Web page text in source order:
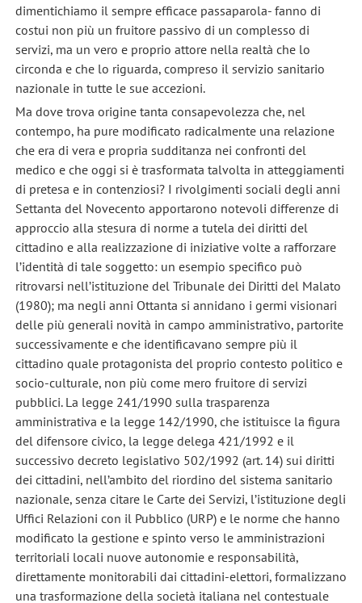
dimentichiamo il sempre efficace passaparola- fanno di
costui non più un fruitore passivo di un complesso di
servizi, ma un vero e proprio attore nella realtà che lo
circonda e che lo riguarda, compreso il servizio sanitario
nazionale in tutte le sue accezioni.
Ma dove trova origine tanta consapevolezza che, nel
contempo, ha pure modificato radicalmente una relazione
che era di vera e propria sudditanza nei confronti del
medico e che oggi si è trasformata talvolta in atteggiamenti
di pretesa e in contenziosi? I rivolgimenti sociali degli anni
Settanta del Novecento apportarono notevoli differenze di
approccio alla stesura di norme a tutela dei diritti del
cittadino e alla realizzazione di iniziative volte a rafforzare
l’identità di tale soggetto: un esempio specifico può
ritrovarsi nell’istituzione del Tribunale dei Diritti del Malato
(1980); ma negli anni Ottanta si annidano i germi visionari
delle più generali novità in campo amministrativo, partorite
successivamente e che identificavano sempre più il
cittadino quale protagonista del proprio contesto politico e
socio-culturale, non più come mero fruitore di servizi
pubblici. La legge 241/1990 sulla trasparenza
amministrativa e la legge 142/1990, che istituisce la figura
del difensore civico, la legge delega 421/1992 e il
successivo decreto legislativo 502/1992 (art. 14) sui diritti
dei cittadini, nell’ambito del riordino del sistema sanitario
nazionale, senza citare le Carte dei Servizi, l’istituzione degli
Uffici Relazioni con il Pubblico (URP) e le norme che hanno
modificato la gestione e spinto verso le amministrazioni
territoriali locali nuove autonomie e responsabilità,
direttamente monitorabili dai cittadini-elettori, formalizzano
una trasformazione della società italiana nel contestuale